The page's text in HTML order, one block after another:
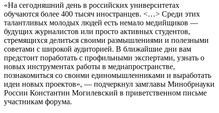
«На сегодняшний день в российских университетах
обучаются более 400 тысяч иностранцев. <…> Среди этих
талантливых молодых людей есть немало медийщиков —
будущих журналистов или просто активных студентов,
стремящихся делиться своими размышлениями и полезными
советами с широкой аудиторией. В ближайшие дни вам
предстоит поработать с профильными экспертами, узнать о
новых инструментах работы в медиапространстве,
познакомиться со своими единомышленниками и выработать
идеи новых проектов», — подчеркнул замглавы Минобрнауки
России Константин Могилевский в приветственном письме
участникам форума.